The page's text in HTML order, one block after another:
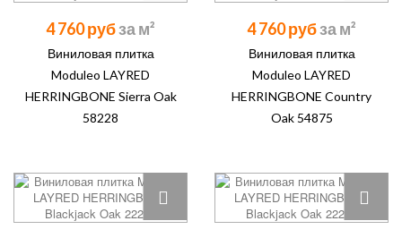
4 760 руб
Виниловая плитка
Moduleo LAYRED
HERRINGBONE Sierra Oak
58228
4 760 руб
Виниловая плитка
Moduleo LAYRED
HERRINGBONE Country
Oak 54875